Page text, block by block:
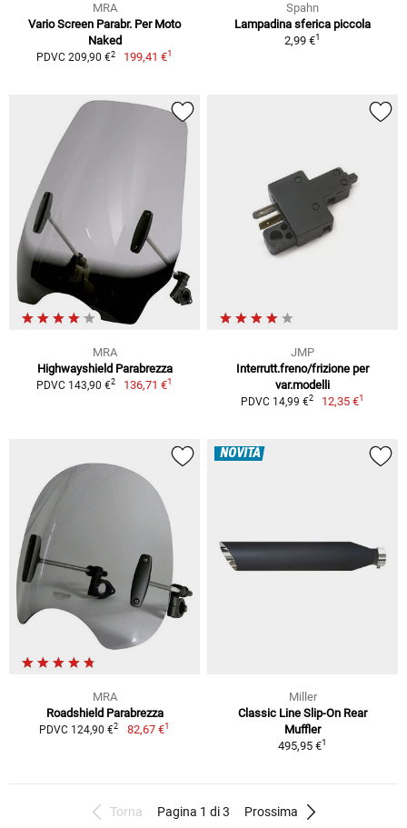
MRA
Vario Screen Parabr. Per Moto
Naked
PDVC 209,90 €2 199,41 €1
Spahn
Lampadina sferica piccola
2,99 €1
MRA
Highwayshield Parabrezza
PDVC 143,90 €2 136,71 €1
JMP
Interrutt.freno/frizione per
var.modelli
PDVC 14,99 €2 12,35 €1
MRA
Roadshield Parabrezza
PDVC 124,90 €2 82,67 €1
NOVITÀ
Miller
Classic Line Slip-On Rear
Muffler
495,95 €1
Torna Pagina 1 di 3 Prossima